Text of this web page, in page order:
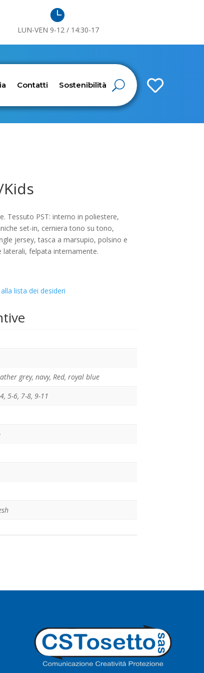

LUN-VEN 9-12 / 14:30-17

Contatti Sostenibilità
Tessuto PST: interno in poliestere,
set-in, cerniera tono su tono,
jersey, tasca a marsupio, polsino e
felpata internamente.
lista dei desideri
grey, navy, Red, royal blue
, 5-6, 7-8, 9-11